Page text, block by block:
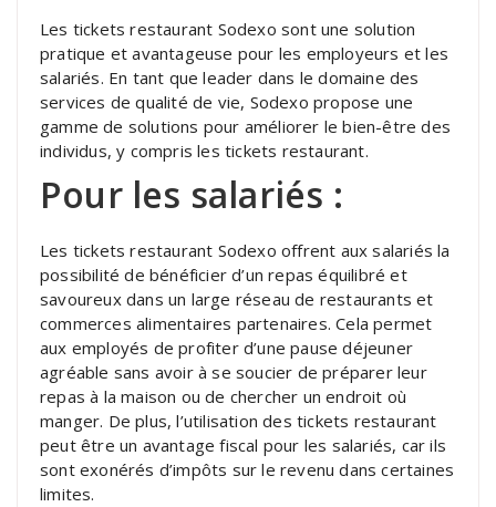
Les tickets restaurant Sodexo sont une solution
pratique et avantageuse pour les employeurs et les
salariés. En tant que leader dans le domaine des
services de qualité de vie, Sodexo propose une
gamme de solutions pour améliorer le bien-être des
individus, y compris les tickets restaurant.
Pour les salariés :
Les tickets restaurant Sodexo offrent aux salariés la
possibilité de bénéficier d’un repas équilibré et
savoureux dans un large réseau de restaurants et
commerces alimentaires partenaires. Cela permet
aux employés de profiter d’une pause déjeuner
agréable sans avoir à se soucier de préparer leur
repas à la maison ou de chercher un endroit où
manger. De plus, l’utilisation des tickets restaurant
peut être un avantage fiscal pour les salariés, car ils
sont exonérés d’impôts sur le revenu dans certaines
limites.